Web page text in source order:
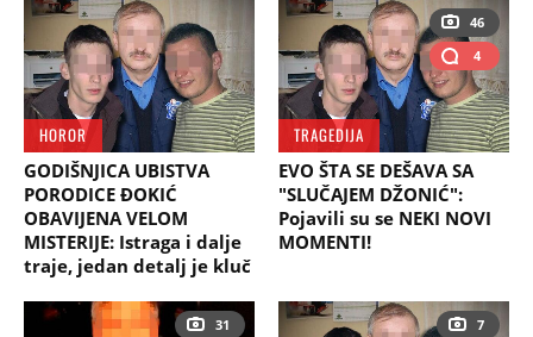
HOROR
GODIŠNJICA UBISTVA
PORODICE ĐOKIĆ
OBAVIJENA VELOM
MISTERIJE: Istraga i dalje
traje, jedan detalj je kluč
46
4
TRAGEDIJA
EVO ŠTA SE DEŠAVA SA
"SLUČAJEM DŽONIĆ":
Pojavili su se NEKI NOVI
MOMENTI!
31
7